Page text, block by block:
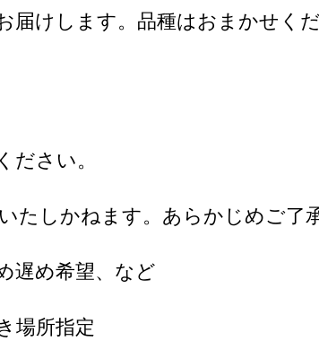
けします。品種はおまかせくだ
ださい。
たしかねます。あらかじめご了
遅め希望、など
場所指定